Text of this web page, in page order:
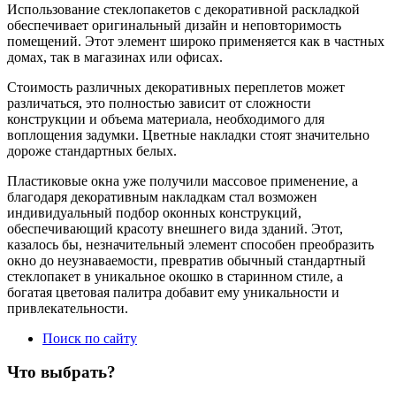
Использование стеклопакетов с декоративной раскладкой
обеспечивает оригинальный дизайн и неповторимость
помещений. Этот элемент широко применяется как в частных
домах, так в магазинах или офисах.
Стоимость различных декоративных переплетов может
различаться, это полностью зависит от сложности
конструкции и объема материала, необходимого для
воплощения задумки. Цветные накладки стоят значительно
дороже стандартных белых.
Пластиковые окна уже получили массовое применение, а
благодаря декоративным накладкам стал возможен
индивидуальный подбор оконных конструкций,
обеспечивающий красоту внешнего вида зданий. Этот,
казалось бы, незначительный элемент способен преобразить
окно до неузнаваемости, превратив обычный стандартный
стеклопакет в уникальное окошко в старинном стиле, а
богатая цветовая палитра добавит ему уникальности и
привлекательности.
Поиск по сайту
Что выбрать?